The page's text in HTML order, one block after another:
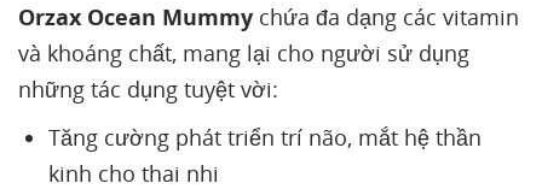
Orzax Ocean Mummy chứa đa dạng các vitamin
và khoáng chất, mang lại cho người sử dụng
những tác dụng tuyệt vời:
Tăng cường phát triển trí não, mắt hệ thần
kinh cho thai nhi